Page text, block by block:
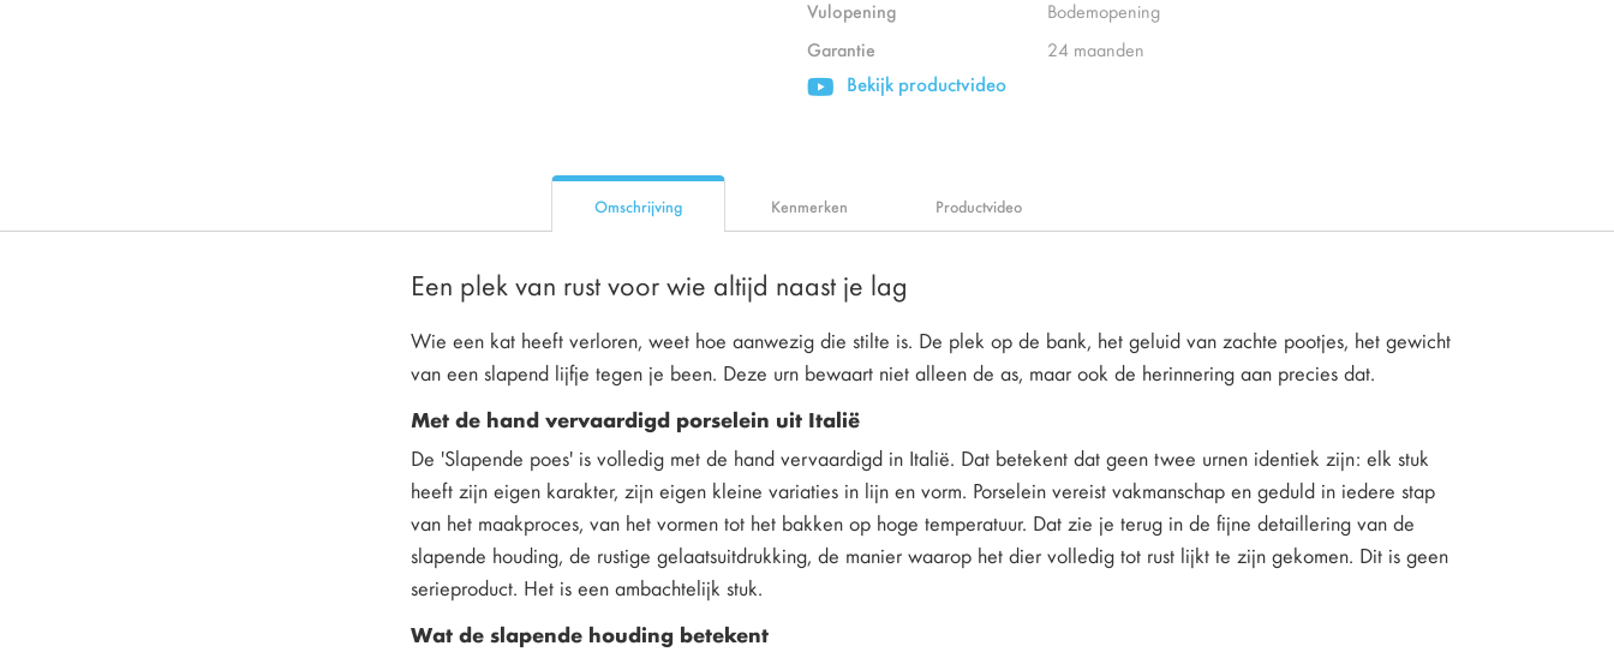
Vulopening
Bodemopening
Garantie
24 maanden
Bekijk productvideo
Omschrijving
Een plek van rust voor wie altijd naast je lag
Wie een kat heeft verloren, weet hoe aanwezig die stilte is. De plek op de bank, het geluid van zachte pootjes, het gewicht
van een slapend lijfje tegen je been. Deze urn bewaart niet alleen de as, maar ook de herinnering aan precies dat.
Met de hand vervaardigd porselein uit Italië
De 'Slapende poes' is volledig met de hand vervaardigd in Italië. Dat betekent dat geen twee urnen identiek zijn: elk stuk
heeft zijn eigen karakter, zijn eigen kleine variaties in lijn en vorm. Porselein vereist vakmanschap en geduld in iedere stap
van het maakproces, van het vormen tot het bakken op hoge temperatuur. Dat zie je terug in de fijne detaillering van de
slapende houding, de rustige gelaatsuitdrukking, de manier waarop het dier volledig tot rust lijkt te zijn gekomen. Dit is geen
serieproduct. Het is een ambachtelijk stuk.
Wat de slapende houding betekent
Kenmerken Productvideo